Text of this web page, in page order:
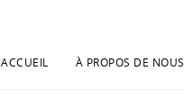
ACCUEIL À PROPOS DE NOUS